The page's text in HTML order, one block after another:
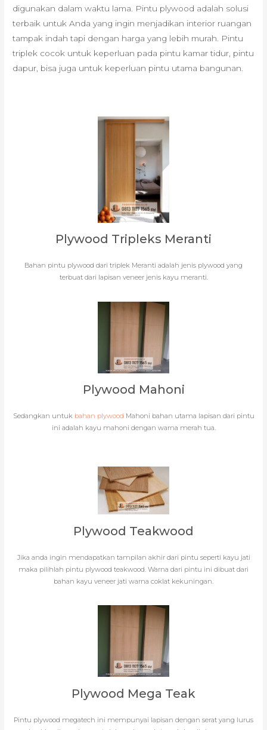
digunakan dalam waktu lama. Pintu plywood adalah solusi
terbaik untuk Anda yang ingin menjadikan interior ruangan
tampak indah tapi dengan harga yang lebih murah. Pintu
triplek cocok untuk keperluan pada pintu kamar tidur, pintu
dapur, bisa juga untuk keperluan pintu utama bangunan.
Plywood Tripleks Meranti
Bahan pintu plywood dari triplek Meranti adalah jenis plywood yang
terbuat dari lapisan veneer jenis kayu meranti.
Plywood Mahoni
Sedangkan untuk bahan plywood Mahoni bahan utama lapisan dari pintu
ini adalah kayu mahoni dengan warna merah tua.
Plywood Teakwood
Jika anda ingin mendapatkan tampilan akhir dari pintu seperti kayu jati
maka pilihlah pintu plywood teakwood. Warna dari pintu ini dibuat dari
bahan kayu veneer jati warna coklat kekuningan.
Plywood Mega Teak
Pintu plywood megatech ini mempunyai lapisan dengan serat yang lurus